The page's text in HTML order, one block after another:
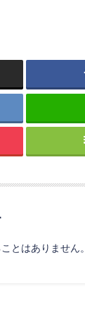
とはありません。